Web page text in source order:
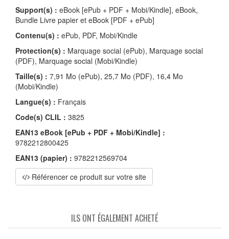
Support(s) : eBook [ePub + PDF + Mobi/Kindle], eBook,
Bundle Livre papier et eBook [PDF + ePub]
Contenu(s) : ePub, PDF, Mobi/Kindle
Protection(s) : Marquage social (ePub), Marquage social
(PDF), Marquage social (Mobi/Kindle)
Taille(s) : 7,91 Mo (ePub), 25,7 Mo (PDF), 16,4 Mo
(Mobi/Kindle)
Langue(s) : Français
Code(s) CLIL : 3825
EAN13 eBook [ePub + PDF + Mobi/Kindle] :
9782212800425
EAN13 (papier) : 9782212569704
Référencer ce produit sur votre site
ILS ONT ÉGALEMENT ACHETÉ